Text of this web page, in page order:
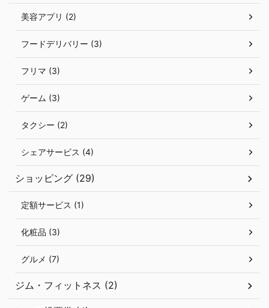
美容アプリ (2)
フードデリバリー (3)
フリマ (3)
ゲーム (3)
タクシー (2)
シェアサービス (4)
ショッピング (29)
定額サービス (1)
化粧品 (3)
グルメ (7)
ジム・フィットネス (2)